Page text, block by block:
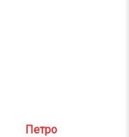
Петро